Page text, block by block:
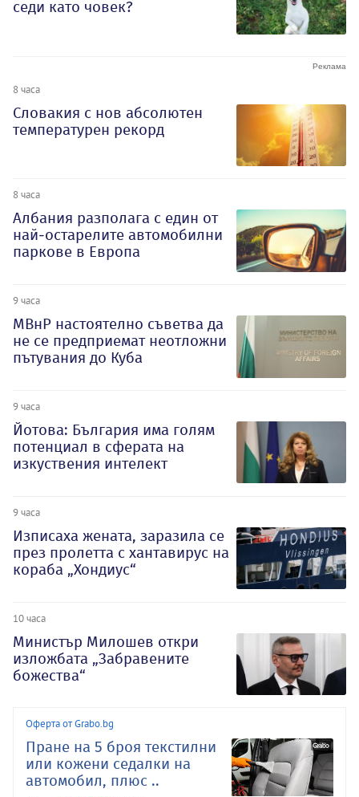
седи като човек?
8 часа
Словакия с нов абсолютен
температурен рекорд
8 часа
Албания разполага с един от
най-остарелите автомобилни
паркове в Европа
9 часа
МВнР настоятелно съветва да
не се предприемат неотложни
пътувания до Куба
9 часа
Йотова: България има голям
потенциал в сферата на
изкуствения интелект
9 часа
Изписаха жената, заразила се
през пролетта с хантавирус на
кораба „Хондиус“
10 часа
Министър Милошев откри
изложбата „Забравените
божества“
Оферта от Grabo.bg
Пране на 5 броя текстилни
или кожени седалки на
автомобил, плюс ..